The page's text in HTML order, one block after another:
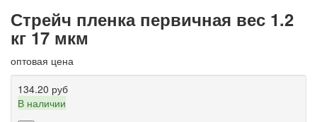
Стрейч пленка первичная вес 1.2
кг 17 мкм
оптовая цена
134.20 руб
В наличии